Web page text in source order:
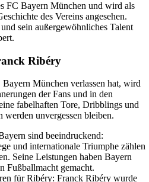
FC Bayern München und wird als
des Vereins angesehen.
sein außergewöhnliches Talent
Ribéry
München verlassen hat, wird
der Fans und in den
fabelhaften Tore, Dribblings und
werden unvergessen bleiben.
sind beeindruckend:
und internationale Triumphe zählen
Seine Leistungen haben Bayern
Fußballmacht gemacht.
für Ribéry: Franck Ribéry wurde